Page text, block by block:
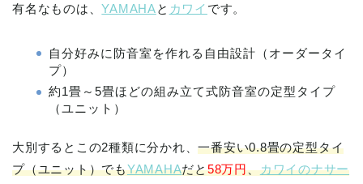
有名なものは、YAMAHAと カワイ です。
自分好みに防音室を作れる自由設計（オーダータイ
プ）
約1畳～5畳ほどの組み立て式防音室の定型タイプ
（ユニット）
大別するとこの2種類に分かれ、一番安い0.8畳の定型タイ
プ（ユニット）でもYAMAHAだと58万円、カワイのナサー